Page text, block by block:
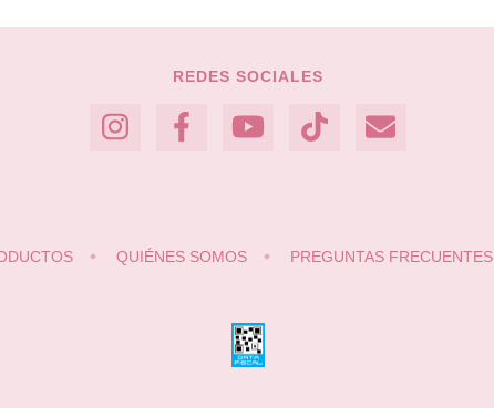
REDES SOCIALES
QUIÉNES SOMOS PREGUNTAS FRECUENTES